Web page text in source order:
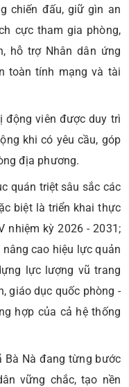
chiến đấu, giữ gìn an
cực tham gia phòng,
hỗ trợ Nhân dân ứng
toàn tính mạng và tài
động viên được duy trì
khi có yêu cầu, góp
địa phương.
quán triệt sâu sắc các
biệt là triển khai thực
nhiệm kỳ 2026 - 2031;
cao hiệu lực quản
lực lượng vũ trang
giáo dục quốc phòng -
hợp của cả hệ thống
Bà Nà đang từng bước
vững chắc, tạo nền